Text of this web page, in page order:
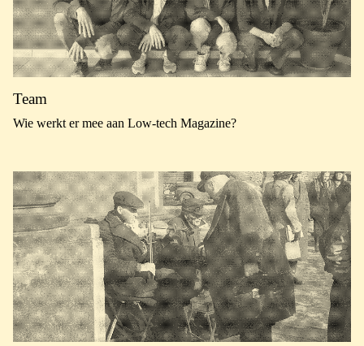
Team
Wie werkt er mee aan Low-tech Magazine?